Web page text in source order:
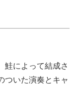
によって結成さ
ついた演奏とキャ